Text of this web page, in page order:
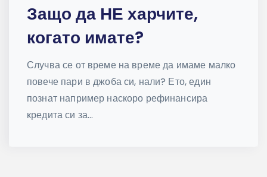
Защо да НЕ харчите,
когато имате?
Случва се от време на време да имаме малко
повече пари в джоба си, нали? Ето, един
познат например наскоро рефинансира
кредита си за...